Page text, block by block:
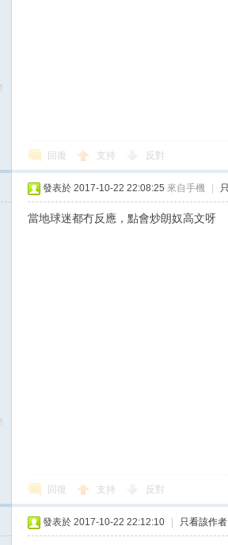
回復 支持 反對
發表於 2017-10-22 22:08:25 來自手機
當地球迷都冇反應，點會炒朗奴高文呀
回復 支持 反對
發表於 2017-10-22 22:12:10 只看該作者